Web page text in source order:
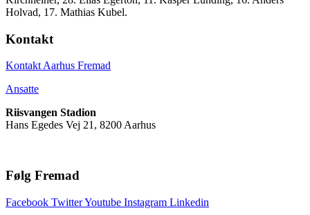
Holvad, 17. Mathias Kubel.
Kontakt
Kontakt Aarhus Fremad
Ansatte
Riisvangen Stadion
Hans Egedes Vej 21, 8200 Aarhus
Følg Fremad
Facebook TwitterYoutube Instagram Linkedin